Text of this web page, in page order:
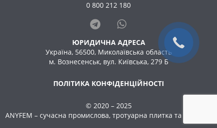
0 800 212 180
ЮРИДИЧНА АДРЕСА
Україна, 56500, Миколаївська область
м. Вознесенськ, вул. Київська, 279 Б
ПОЛІТИКА КОНФІДЕНЦІЙНОСТІ
© 2020 – 2025
ANYFEM – сучасна промислова, тротуарна плитка та бруківка